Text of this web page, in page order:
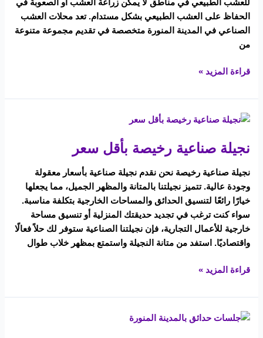
للعشب الطبيعي في مناطق لا يمكن زراعة العشب أو الصعوبة في
الحفاظ على العشب الطبيعي بشكل مستدام. تعد محلات العشب
الصناعي في المدينة المنورة متخصصة في تقديم مجموعة متنوعة
من
قراءة المزيد »
نجيلة صناعية رخيصة بأقل سعر
نجيلة صناعية رخيصة نحن نقدم نجيلة صناعية بأسعار معقولة
وجودة عالية. تتميز نجيلتنا بالمتانة والمظهر الجميل، مما يجعلها
خيارًا رائعًا لتنسيق الحدائق والمساحات الخارجية بتكلفة مناسبة.
سواء كنت ترغب في تجديد حديقتك المنزلية أو تنسيق مساحة
خارجية للأعمال التجارية، فإن نجيلتنا الصناعية ستوفر لك حلاً فعالًا
واقتصاديًا. استفد من متانة النجيلة واستمتع بمظهر خلاب طوال
نجيلة
رخيصة
سعر
قراءة المزيد »
تصميم